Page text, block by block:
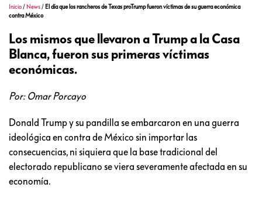
Inicio / News / El día que los rancheros de Texas proTrump fueron víctimas de su guerra económica
contra México
Los mismos que llevaron a Trump a la Casa
Blanca, fueron sus primeras víctimas
económicas.
Por: Omar Porcayo
Donald Trump y su pandilla se embarcaron en una guerra
ideológica en contra de México sin importar las
consecuencias, ni siquiera que la base tradicional del
electorado republicano se viera severamente afectada en su
economía.